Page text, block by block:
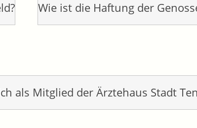
Wie ist die Haftung der
als Mitglied der Ärztehaus Stadt